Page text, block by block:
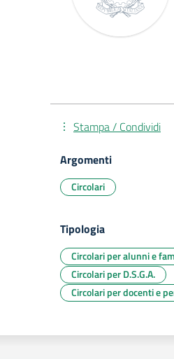
Stampa / Condividi
Argomenti
Circolari
Tipologia
Circolari per alunni e
Circolari per D.S.G.A.
Circolari per docenti e